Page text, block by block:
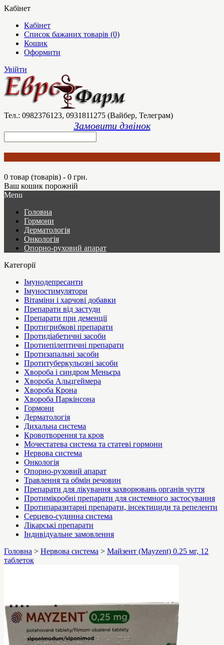
Кабінет
Кабінет
Список бажаних товарів (0)
Кошик
Оформити
Увійти
Тел.: 0982376123, 0931811275 (Вайбер, Телеграм)
Замовити дзвінок
0 товар (товарів) - 0 грн.
Ваш кошик порожній
Menu
Головна
Гормони
Дерматологія
Онкологія
Опорно-руховий апарат
Категорії
Імунодепресанти
Імуностимулятори
Вітаміни і харчові добавки
Препарати від застуди
Препарати при деменції
Протигрибкові препарати
Протидіабетичні засоби
Протиепілептичні препарати
Протизапальні засоби
Протитуберкульозні засоби
Хвороба і синдром Меньєра
Хвороба Альцгеймера
Хвороба Крона
Хвороба Паркінсона
Гормони
Дерматологія
Дихальна система
Кровотворення та кров
Мочестатева система та статеві гормони
Нервова система
Онкологія
Опорно-руховий апарат
Травлення та обмін речовин
Препарати для лікування захворювань органів чуття
Протимікробні препарати для системного застосування
Протипаразитарні препарати, інсектициди та репеленти
Серцево-судинна система
Лікарські препарати
Індивідуальне замовлення
Головна > Нервова система > Майзент (Mayzent) 0.25 мг, 12
таблеток